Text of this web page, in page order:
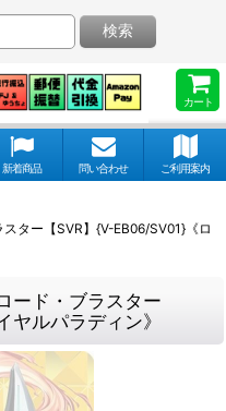
カート
検索
新着商品 問い合わせ ご利用案内
ター【SVR】{V-EB06/SV01}《ロ
ード・ブラスター
ヤルパラディン》